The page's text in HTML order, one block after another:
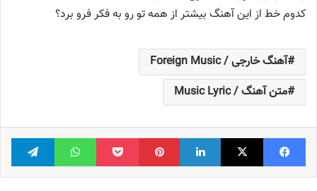
کدوم خط از این آهنگ بیشتر از همه تو رو به فکر فرو برد؟
آهنگ خارجی / Foreign Music
متن آهنگ / Music Lyric
فیس بوک X لینکدین ‫پین‌ترست پاکت واتس آپ